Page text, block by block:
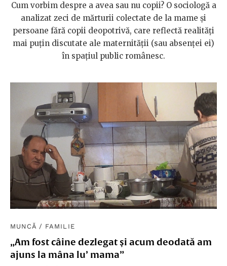
Cum vorbim despre a avea sau nu copii? O sociologă a
analizat zeci de mărturii colectate de la mame și
persoane fără copii deopotrivă, care reflectă realități
mai puțin discutate ale maternității (sau absenței ei)
în spațiul public românesc.
MUNCĂ / FAMILIE
„Am fost câine dezlegat și acum deodată am
ajuns la mâna lu’ mama”